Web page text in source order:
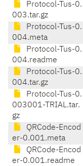
Protocol-Tus-0.
003.tar.gz
Protocol-Tus-0.
004.meta
Protocol-Tus-0.
004.readme
Protocol-Tus-0.
004.tar.gz
Protocol-Tus-0.
003001-TRIAL.tar.
gz
QRCode-Encod
er-0.001.meta
QRCode-Encod
er-0.001.readme